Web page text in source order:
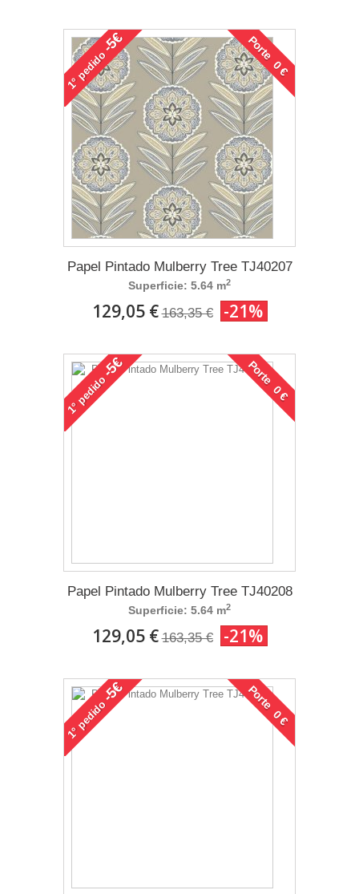
1°
pedido
-5€ Porte 0 €
Papel Pintado Mulberry Tree TJ40207
Superficie: 5.64 m2
129,05 € 163,35 € -21%
1°
pedido
-5€ Porte 0 €
Papel Pintado Mulberry Tree TJ40208
Superficie: 5.64 m2
129,05 € 163,35 € -21%
1°
pedido
-5€ Porte 0 €